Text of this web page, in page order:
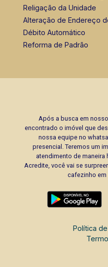
Religação da Unidade
Alteração de Endereço
Débito Automático
Reforma de Padrão
Após a busca em
encontrado o imóvel que
nossa equipe no
presencial. Teremos um
atendimento de maneira
Acredite, você vai se
cafezinho em
Política